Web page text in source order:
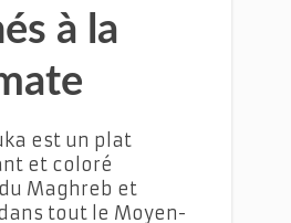
à la
est un plat
et coloré
Maghreb et
tout le Moyen-